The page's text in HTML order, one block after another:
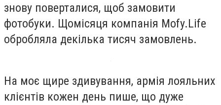
знову поверталися, щоб замовити
фотобуки. Щомісяця компанія Mofy.Life
обробляла декілька тисяч замовлень.
На моє щире здивування, армія лояльних
клієнтів кожен день пише, що дуже